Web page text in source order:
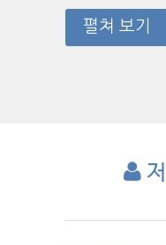
펼쳐 보기
저